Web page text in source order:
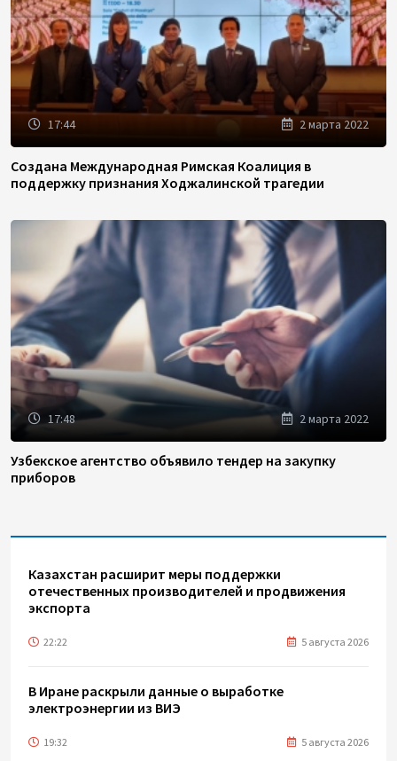
17:44 2 марта 2022
Создана Международная Римская Коалиция в
поддержку признания Ходжалинской трагедии
17:48 2 марта 2022
Узбекское агентство объявило тендер на закупку
приборов
Казахстан расширит меры поддержки
отечественных производителей и продвижения
экспорта
22:22 5 августа 2026
В Иране раскрыли данные о выработке
электроэнергии из ВИЭ
19:32 5 августа 2026